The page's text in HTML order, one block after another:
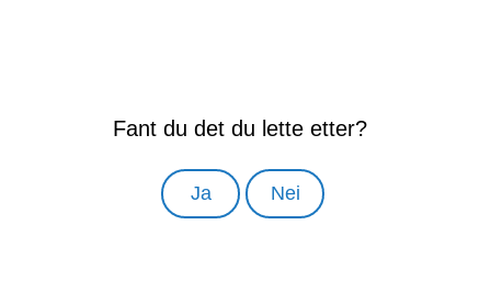
Fant du det du lette etter?
Ja Nei